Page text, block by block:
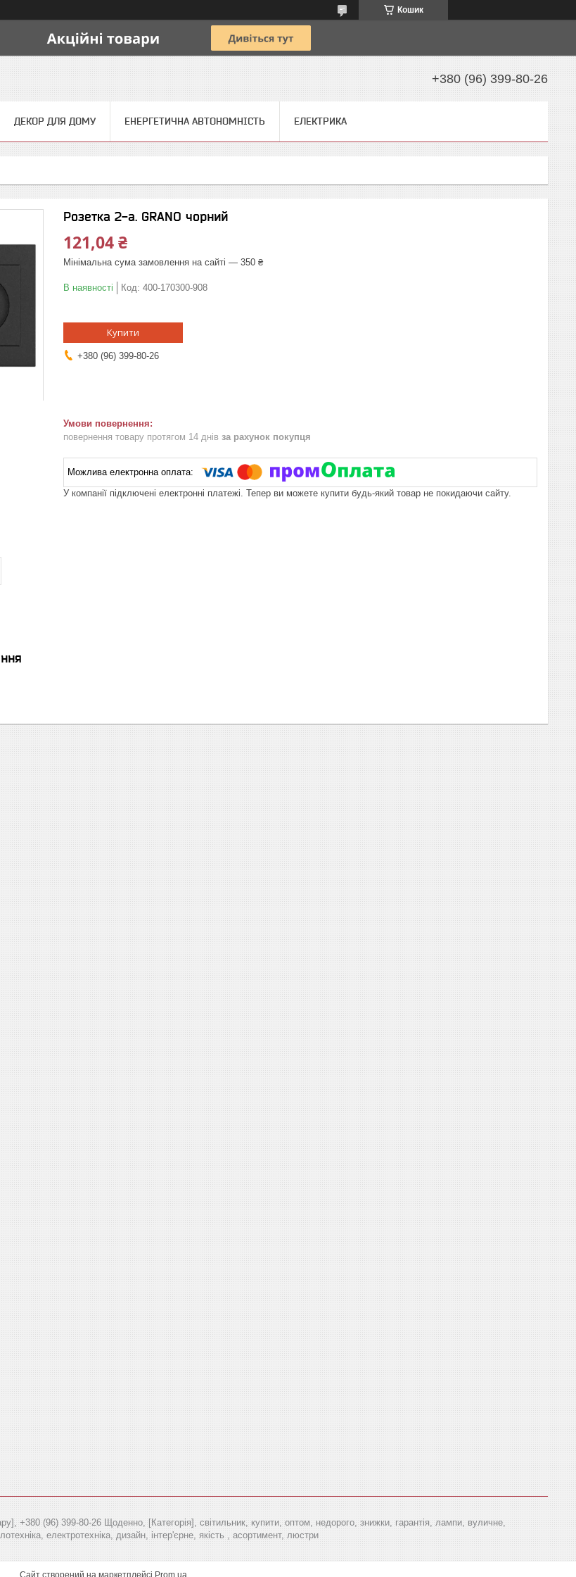
Кошик
+380 (96) 399-80-26
ДЕКОР ДЛЯ ДОМУ ЕНЕРГЕТИЧНА АВТОНОМНІСТЬ ЕЛЕКТРИКА
Розетка 2-а. GRANO чорний
121,04 ₴
Мінімальна сума замовлення на сайті — 350 ₴
В наявності Код: 400-170300-908
Купити
+380 (96) 399-80-26
повернення товару протягом 14 днів за рахунок покупця
У компанії підключені електронні платежі. Тепер ви можете купити будь-який товар не покидаючи сайту.
+380 (96) 399-80-26 Щоденно, [Категорія], світильник, купити, оптом, недорого, знижки, гарантія, лампи, вуличне,
електротехніка, дизайн, інтер'єрне, якість , асортимент, люстри
Сайт створений на маркетплейсі Prom.ua